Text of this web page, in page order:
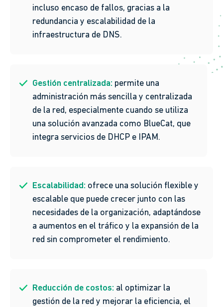
incluso encaso de fallos, gracias a la
redundancia y escalabilidad de la
infraestructura de DNS.
Gestión centralizada: permite una
administración más sencilla y centralizada
de la red, especialmente cuando se utiliza
una solución avanzada como BlueCat, que
integra servicios de DHCP e IPAM.
Escalabilidad: ofrece una solución flexible y
escalable que puede crecer junto con las
necesidades de la organización, adaptándose
a aumentos en el tráfico y la expansión de la
red sin comprometer el rendimiento.
Reducción de costos: al optimizar la
gestión de la red y mejorar la eficiencia, el